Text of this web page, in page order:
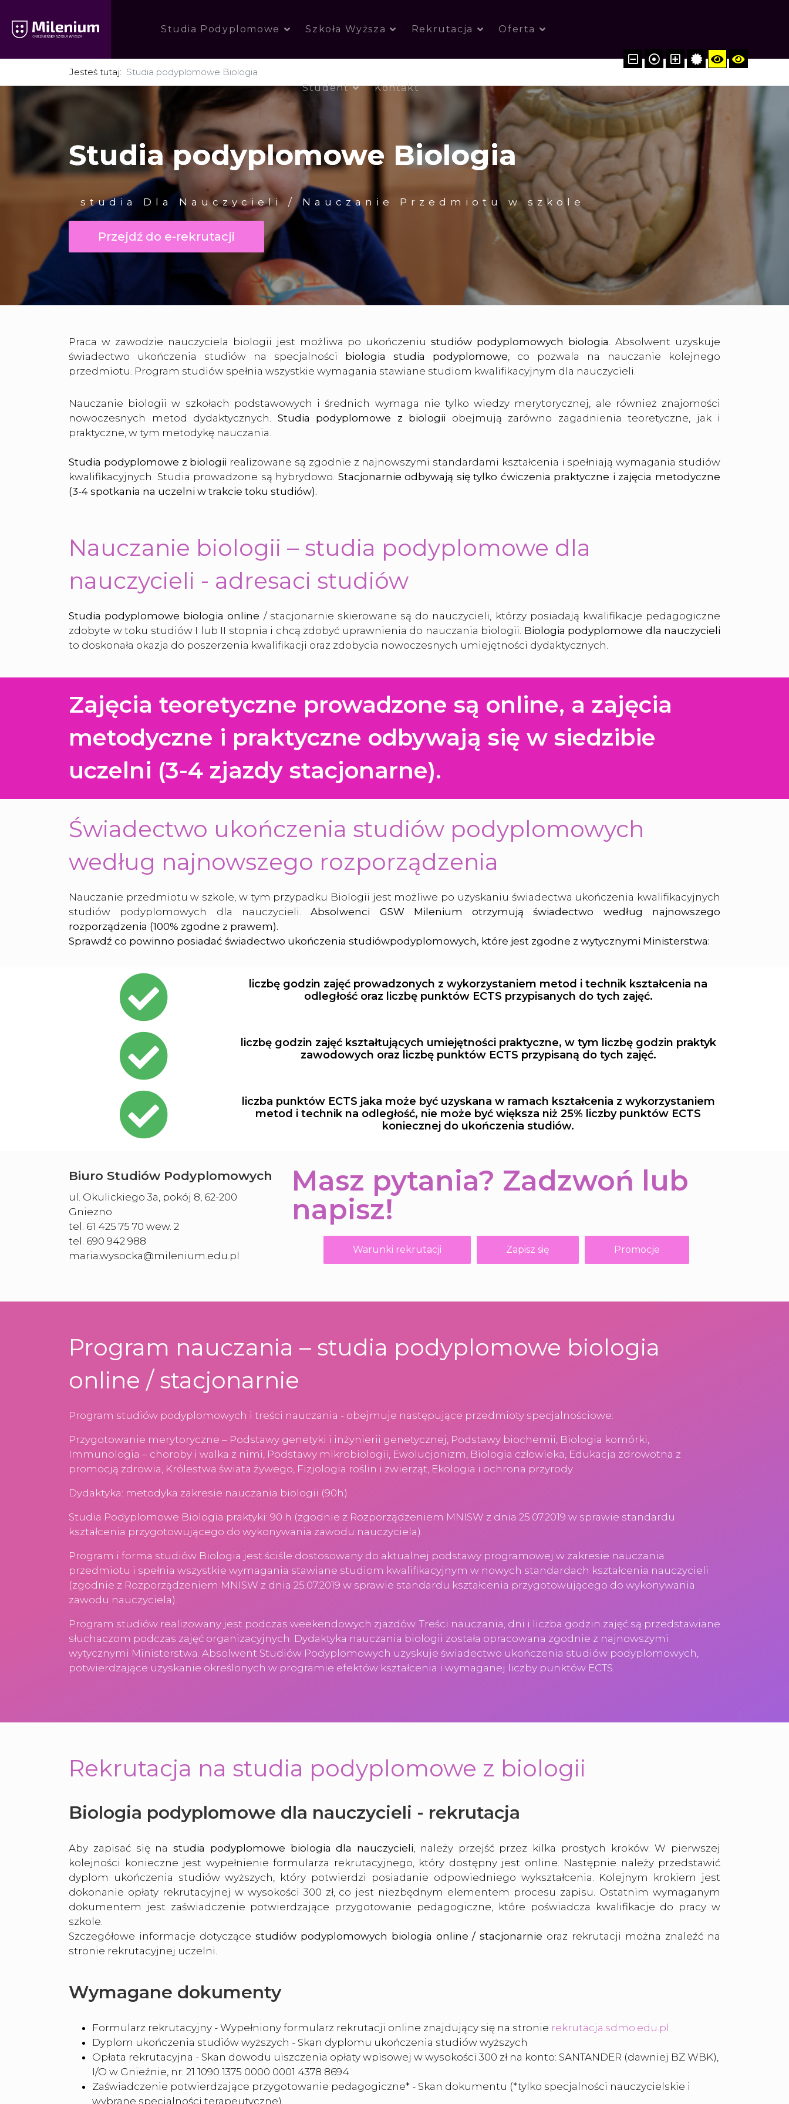
Studia Podyplomowe Szkoła Wyższa Rekrutacja Oferta
Student Kontakt
Jesteś tutaj: Studia podyplomowe Biologia
Studia podyplomowe Biologia
studia Dla Nauczycieli / Nauczanie Przedmiotu w szkole
Przejdź do e-rekrutacji
Praca w zawodzie nauczyciela biologii jest możliwa po ukończeniustudiów podyplomowych biologia. Absolwent uzyskuje
świadectwo ukończenia studiów na specjalności biologia studia podyplomowe, co pozwala na nauczanie kolejnego
przedmiotu. Program studiów spełnia wszystkie wymagania stawiane studiom kwalifikacyjnym dla nauczycieli.
Nauczanie biologii w szkołach podstawowych i średnich wymaga nie tylko wiedzy merytorycznej, ale również znajomości
nowoczesnych metod dydaktycznych. Studia podyplomowe z biologii obejmują zarówno zagadnienia teoretyczne, jak i
praktyczne, w tym metodykę nauczania.
Studia podyplomowe z biologii realizowane są zgodnie z najnowszymi standardami kształcenia i spełniają wymagania studiów
kwalifikacyjnych. Studia prowadzone są hybrydowo. Stacjonarnie odbywają się tylko ćwiczenia praktyczne i zajęcia metodyczne
(3-4 spotkania na uczelni w trakcie toku studiów).
Nauczanie biologii – studia podyplomowe dla
nauczycieli - adresaci studiów
Studia podyplomowe biologia online / stacjonarnie skierowane są do nauczycieli, którzy posiadają kwalifikacje pedagogiczne
zdobyte w toku studiów I lub II stopnia i chcą zdobyć uprawnienia do nauczania biologii. Biologia podyplomowe dla nauczycieli
to doskonała okazja do poszerzenia kwalifikacji oraz zdobycia nowoczesnych umiejętności dydaktycznych.
Zajęcia teoretyczne prowadzone są online, a zajęcia
metodyczne i praktyczne odbywają się w siedzibie
uczelni (3-4 zjazdy stacjonarne).
Świadectwo ukończenia studiów podyplomowych
według najnowszego rozporządzenia
Nauczanie przedmiotu w szkole, w tym przypadku Biologii jest możliwe po uzyskaniu świadectwa ukończenia kwalifikacyjnych
studiów podyplomowych dla nauczycieli.Absolwenci GSW Milenium otrzymują świadectwo według najnowszego
rozporządzenia (100% zgodne z prawem).
Sprawdź co powinno posiadać świadectwo ukończenia studiówpodyplomowych, które jest zgodne z wytycznymi Ministerstwa:
check-
liczbę godzin zajęć prowadzonych z wykorzystaniem metod i technik kształcenia na
odległość oraz liczbę punktów ECTS przypisanych do tych zajęć.
check-
liczbę godzin zajęć kształtujących umiejętności praktyczne, w tym liczbę godzin praktyk
zawodowych oraz liczbę punktów ECTS przypisaną do tych zajęć.
check-
liczba punktów ECTS jaka może być uzyskana w ramach kształcenia z wykorzystaniem
metod i technik na odległość, nie może być większa niż 25% liczby punktów ECTS
koniecznej do ukończenia studiów.
Biuro Studiów Podyplomowych
ul. Okulickiego 3a, pokój 8, 62-200
Gniezno
tel. 61 425 75 70 wew. 2
tel. 690 942 988
maria.wysocka@milenium.edu.pl
Masz pytania? Zadzwoń lub
napisz!
Warunki rekrutacji Zapisz się Promocje
Program nauczania – studia podyplomowe biologia
online / stacjonarnie
Program studiów podyplomowych i treści nauczania - obejmuje następujące przedmioty specjalnościowe:
Przygotowanie merytoryczne – Podstawy genetyki i inżynierii genetycznej, Podstawy biochemii, Biologia komórki,
Immunologia – choroby i walka z nimi, Podstawy mikrobiologii, Ewolucjonizm, Biologia człowieka, Edukacja zdrowotna z
promocją zdrowia, Królestwa świata żywego, Fizjologia roślin i zwierząt, Ekologia i ochrona przyrody.
Dydaktyka: metodyka zakresie nauczania biologii (90h)
Studia Podyplomowe Biologia praktyki: 90 h (zgodnie z Rozporządzeniem MNISW z dnia 25.07.2019 w sprawie standardu
kształcenia przygotowującego do wykonywania zawodu nauczyciela).
Program i forma studiów Biologia jest ściśle dostosowany do aktualnej podstawy programowej w zakresie nauczania
przedmiotu i spełnia wszystkie wymagania stawiane studiom kwalifikacyjnym w nowych standardach kształcenia nauczycieli
(zgodnie z Rozporządzeniem MNISW z dnia 25.07.2019 w sprawie standardu kształcenia przygotowującego do wykonywania
zawodu nauczyciela).
Program studiów realizowany jest podczas weekendowych zjazdów. Treści nauczania, dni i liczba godzin zajęć są przedstawiane
słuchaczom podczas zajęć organizacyjnych. Dydaktyka nauczania biologii została opracowana zgodnie z najnowszymi
wytycznymi Ministerstwa. Absolwent Studiów Podyplomowych uzyskuje świadectwo ukończenia studiów podyplomowych,
potwierdzające uzyskanie określonych w programie efektów kształcenia i wymaganej liczby punktów ECTS.
Rekrutacja na studia podyplomowe z biologii
Biologia podyplomowe dla nauczycieli - rekrutacja
Aby zapisać się na studia podyplomowe biologia dla nauczycieli, należy przejść przez kilka prostych kroków. W pierwszej
kolejności konieczne jest wypełnienie formularza rekrutacyjnego, który dostępny jest online. Następnie należy przedstawić
dyplom ukończenia studiów wyższych, który potwierdzi posiadanie odpowiedniego wykształcenia. Kolejnym krokiem jest
dokonanie opłaty rekrutacyjnej w wysokości 300 zł, co jest niezbędnym elementem procesu zapisu. Ostatnim wymaganym
dokumentem jest zaświadczenie potwierdzające przygotowanie pedagogiczne, które poświadcza kwalifikacje do pracy w
szkole.
Szczegółowe informacje dotyczące studiów podyplomowych biologia online / stacjonarnie oraz rekrutacji można znaleźć na
stronie rekrutacyjnej uczelni.
Wymagane dokumenty
Formularz rekrutacyjny - Wypełniony formularz rekrutacji online znajdujący się na stronie rekrutacja.sdmo.edu.pl
Dyplom ukończenia studiów wyższych - Skan dyplomu ukończenia studiów wyższych
Opłata rekrutacyjna - Skan dowodu uiszczenia opłaty wpisowej w wysokości 300 zł na konto: SANTANDER (dawniej BZ WBK),
I/O w Gnieźnie, nr: 21 1090 1375 0000 0001 4378 8694
Zaświadczenie potwierdzające przygotowanie pedagogiczne* - Skan dokumentu (*tylko specjalności nauczycielskie i
wybrane specjalności terapeutyczne).